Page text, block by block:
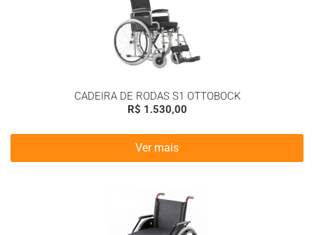
CADEIRA DE RODAS S1 OTTOBOCK
R$ 1.530,00
Ver mais